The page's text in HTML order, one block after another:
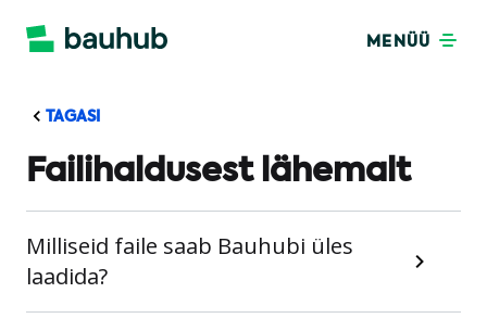
MENÜÜ
TAGASI
Failihaldusest lähemalt
Milliseid faile saab Bauhubi üles
laadida?